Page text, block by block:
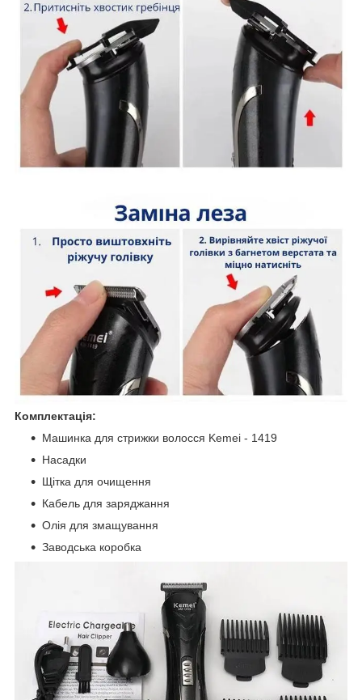
Комплектація:
Машинка для стрижки волосся Kemei - 1419
Насадки
Щітка для очищення
Кабель для заряджання
Олія для змащування
Заводська коробка